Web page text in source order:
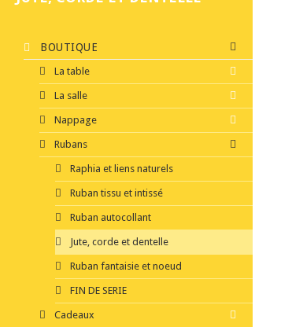
BOUTIQUE
La table
La salle
Nappage
Rubans
Raphia et liens naturels
Ruban tissu et intissé
Ruban autocollant
Jute, corde et dentelle
Ruban fantaisie et noeud
FIN DE SERIE
Cadeaux